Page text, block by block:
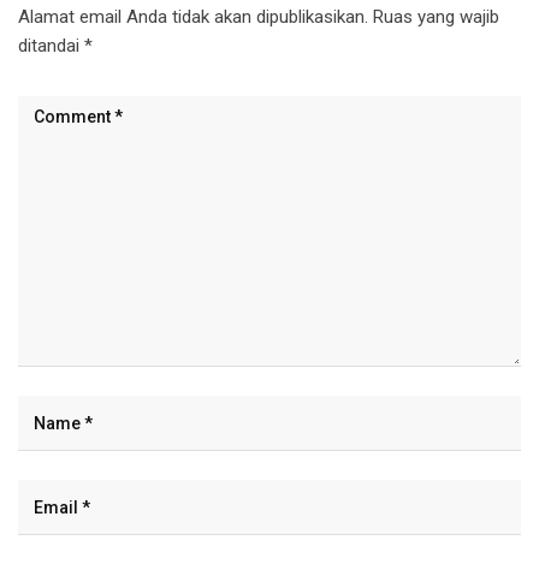
Alamat email Anda tidak akan dipublikasikan. Ruas yang wajib
ditandai *